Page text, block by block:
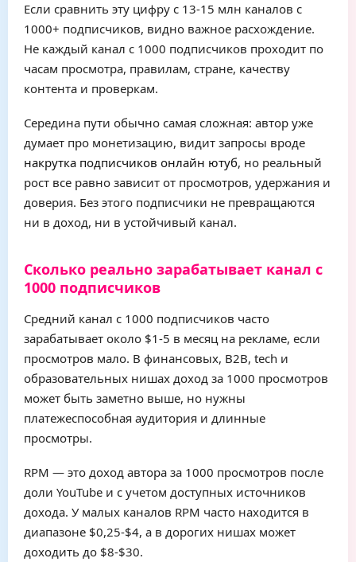
Если сравнить эту цифру с 13-15 млн каналов с
1000+ подписчиков, видно важное расхождение.
Не каждый канал с 1000 подписчиков проходит по
часам просмотра, правилам, стране, качеству
контента и проверкам.
Середина пути обычно самая сложная: автор уже
думает про монетизацию, видит запросы вроде
накрутка подписчиков онлайн ютуб, но реальный
рост все равно зависит от просмотров, удержания и
доверия. Без этого подписчики не превращаются
ни в доход, ни в устойчивый канал.
Сколько реально зарабатывает канал с
1000 подписчиков
Средний канал с 1000 подписчиков часто
зарабатывает около $1-5 в месяц на рекламе, если
просмотров мало. В финансовых, B2B, tech и
образовательных нишах доход за 1000 просмотров
может быть заметно выше, но нужны
платежеспособная аудитория и длинные
просмотры.
RPM — это доход автора за 1000 просмотров после
доли YouTube и с учетом доступных источников
дохода. У малых каналов RPM часто находится в
диапазоне $0,25-$4, а в дорогих нишах может
доходить до $8-$30.